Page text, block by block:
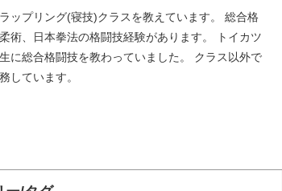
ップリング(寝技)クラスを教えています。 総合格
術、日本拳法の格闘技経験があります。 トイカツ
に総合格闘技を教わっていました。 クラス以外で
しています。